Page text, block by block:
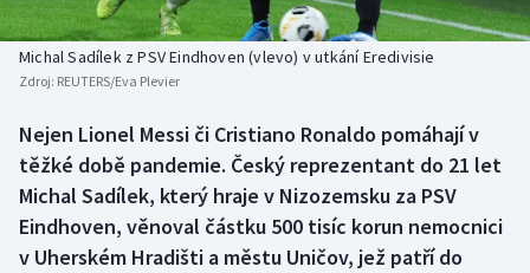
Biatlon
Boby a skeleton
Box
Curling
Dostihy
Aplikace ČT sport
AZ kvíz
Michal Sadílek z PSV Eindhoven (vlevo) v utkání Eredivisie
Zdroj: REUTERS/Eva Plevier
Nejen Lionel Messi či Cristiano Ronaldo pomáhají v
těžké době pandemie. Český reprezentant do 21 let
Michal Sadílek, který hraje v Nizozemsku za PSV
Eindhoven, věnoval částku 500 tisíc korun nemocnici
v Uherském Hradišti a městu Uničov, jež patří do